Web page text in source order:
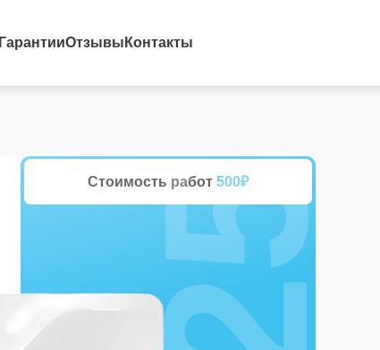
ГарантииОтзывы Контакты
Стоимость работ 500₽
25%